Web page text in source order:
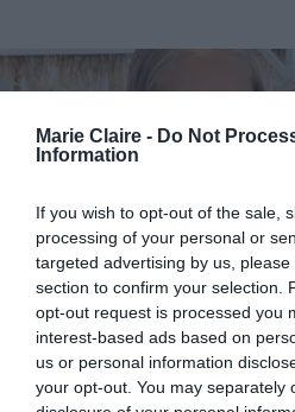
Marie Claire - Do Not
Information
If you wish to opt-out of the sale,
processing of your personal or
targeted advertising by us,
section to confirm your selection.
opt-out request is processed you
interest-based ads based on
us or personal information
your opt-out. You may separately
Οι διάσημοι που κάνουν